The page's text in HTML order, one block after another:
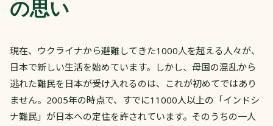
の思い
現在、ウクライナから避難してきた1000人を超える人々が、
日本で新しい生活を始めています。しかし、母国の混乱から
逃れた難民を日本が受け入れるのは、これが初めてではあり
ません。2005年の時点で、すでに11000人以上の「インドシ
ナ難民」が日本への定住を許されています。そのうちの一人